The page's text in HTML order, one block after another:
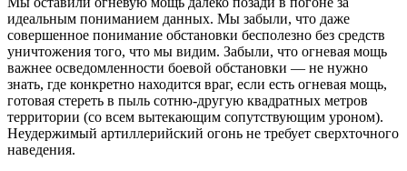
идеальным пониманием данных. Мы забыли, что даже
совершенное понимание обстановки бесполезно без средств
уничтожения того, что мы видим. Забыли, что огневая мощь
важнее осведомленности боевой обстановки — не нужно
знать, где конкретно находится враг, если есть огневая мощь,
готовая стереть в пыль сотню-другую квадратных метров
территории (со всем вытекающим сопутствующим уроном).
Неудержимый артиллерийский огонь не требует сверхточного
наведения.